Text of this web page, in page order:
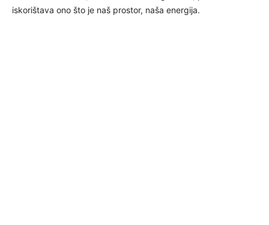
iskorištava ono što je naš prostor, naša energija.